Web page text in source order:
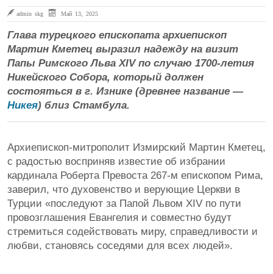
admin skg Май 13, 2025
Глава турецкого епископата архиепископ
Мартин Кметец выразил надежду на визит
Папы Римского Льва XIV по случаю 1700-летия
Никейского Собора, который должен
состояться в г. Изнике (древнее название —
Никея) близ Стамбула.
Архиепископ-митрополит Измирский Мартин Кметец,
с радостью восприняв известие об избрании
кардинала Роберта Превоста 267-м епископом Рима,
заверил, что духовенство и верующие Церкви в
Турции «последуют за Папой Львом XIV по пути
провозглашения Евангелия и совместно будут
стремиться содействовать миру, справедливости и
любви, становясь соседями для всех людей».